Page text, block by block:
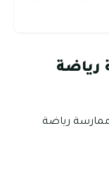
رياضة
رياضة